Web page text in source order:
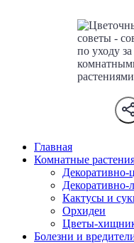
Главная
Комнатные
Декоративно-
Декоративно-
Кактусы и
Орхидеи
Цветы-
Болезни и